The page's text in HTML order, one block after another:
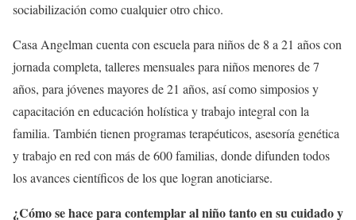
sociabilización como cualquier otro chico.
Casa Angelman cuenta con escuela para niños de 8 a 21 años con
jornada completa, talleres mensuales para niños menores de 7
años, para jóvenes mayores de 21 años, así como simposios y
capacitación en educación holística y trabajo integral con la
familia. También tienen programas terapéuticos, asesoría genética
y trabajo en red con más de 600 familias, donde difunden todos
los avances científicos de los que logran anoticiarse.
¿Cómo se hace para contemplar al niño tanto en su cuidado y